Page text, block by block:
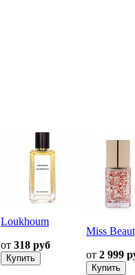
Loukhoum
от 318 руб
Miss
от 2 999